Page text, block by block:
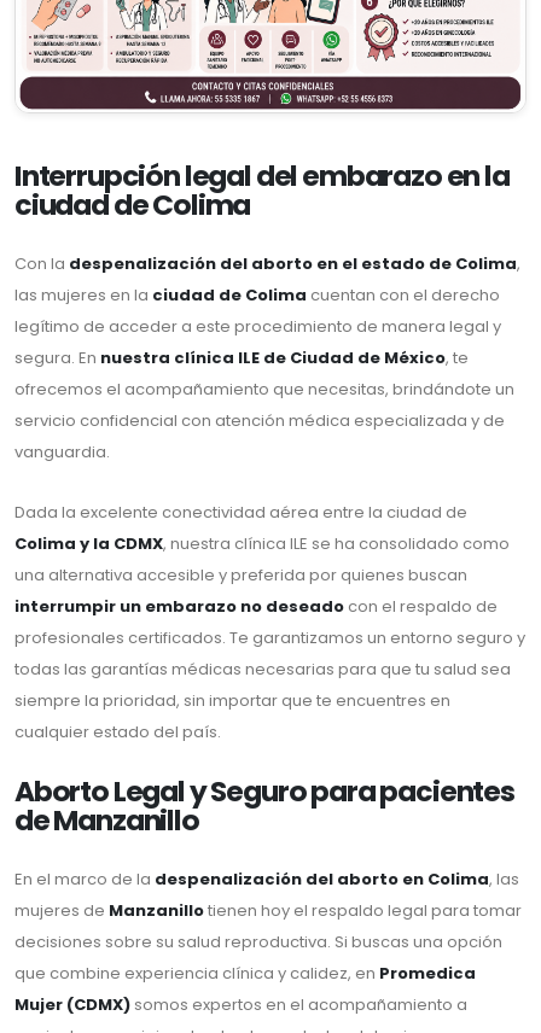
Interrupción legal del embarazo en la
ciudad de Colima
Con la despenalización del aborto en el estado de Colima,
las mujeres en la ciudad de Colima cuentan con el derecho
legítimo de acceder a este procedimiento de manera legal y
segura. En nuestra clínica ILE de Ciudad de México, te
ofrecemos el acompañamiento que necesitas, brindándote un
servicio confidencial con atención médica especializada y de
vanguardia.
Dada la excelente conectividad aérea entre la ciudad de
Colima y la CDMX, nuestra clínica ILE se ha consolidado como
una alternativa accesible y preferida por quienes buscan
interrumpir un embarazo no deseado con el respaldo de
profesionales certificados. Te garantizamos un entorno seguro y
todas las garantías médicas necesarias para que tu salud sea
siempre la prioridad, sin importar que te encuentres en
cualquier estado del país.
Aborto Legal y Seguro para pacientes
de Manzanillo
En el marco de la despenalización del aborto en Colima, las
mujeres de Manzanillotienen hoy el respaldo legal para tomar
decisiones sobre su salud reproductiva. Si buscas una opción
que combine experiencia clínica y calidez, en Promedica
Mujer (CDMX) somos expertos en el acompañamiento a